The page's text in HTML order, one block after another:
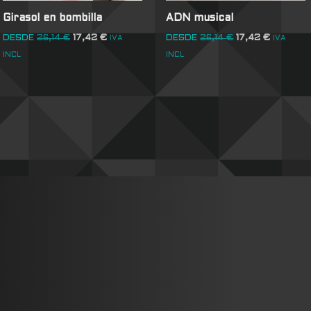
Girasol en bombilla
DESDE 26,14€ 17,42€ IVA
INCL
ADN musical
DESDE 26,14€ 17,42€ IVA
INCL